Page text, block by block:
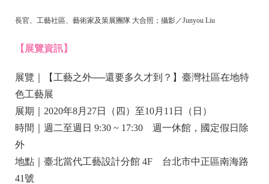
長官、工藝社區、藝術家及策展團隊 大合照；攝影／Junyou Liu
【展覽資訊】
展覽｜【工藝之外──還要多久才到？】臺灣社區在地特
色工藝展
展期｜2020年8月27日（四）至10月11日（日）
時間｜週二至週日 9:30 ~ 17:30 週一休館，國定假日除
外
地點｜臺北當代工藝設計分館 4F 台北市中正區南海路
41號